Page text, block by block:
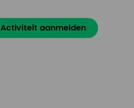
Activiteit aanmelden